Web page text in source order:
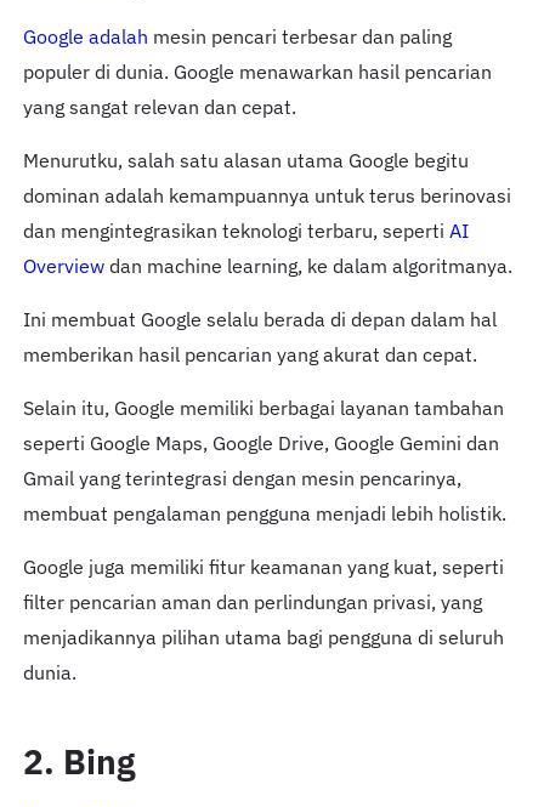
Google adalah mesin pencari terbesar dan paling
populer di dunia. Google menawarkan hasil pencarian
yang sangat relevan dan cepat.
Menurutku, salah satu alasan utama Google begitu
dominan adalah kemampuannya untuk terus berinovasi
dan mengintegrasikan teknologi terbaru, seperti AI
Overviewdan machine learning, ke dalam algoritmanya.
Ini membuat Google selalu berada di depan dalam hal
memberikan hasil pencarian yang akurat dan cepat.
Selain itu, Google memiliki berbagai layanan tambahan
seperti Google Maps, Google Drive, Google Gemini dan
Gmail yang terintegrasi dengan mesin pencarinya,
membuat pengalaman pengguna menjadi lebih holistik.
Google juga memiliki fitur keamanan yang kuat, seperti
filter pencarian aman dan perlindungan privasi, yang
menjadikannya pilihan utama bagi pengguna di seluruh
dunia.
2. Bing